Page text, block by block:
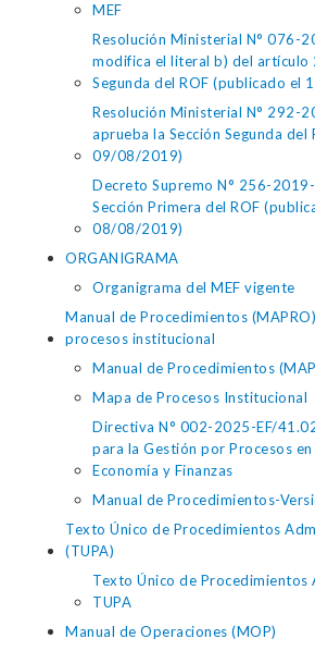
MEF
Resolución Ministerial N° 076-
modifica el literal b) del artículo
Segunda del ROF (publicado el
Resolución Ministerial N° 292-
aprueba la Sección Segunda del
09/08/2019)
Decreto Supremo N° 256-2019-
Sección Primera del ROF
08/08/2019)
ORGANIGRAMA
Organigrama del MEF vigente
Manual de Procedimientos
procesos institucional
Manual de Procedimientos
Mapa de Procesos Institucional
Directiva N° 002-2025-EF/
para la Gestión por Procesos
Economía y Finanzas
Manual de Procedimientos-
Texto Único de Procedimientos
(TUPA)
Texto Único de
TUPA
Manual de Operaciones (MOP)